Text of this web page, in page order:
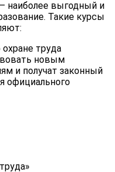
наиболее выгодный и
Такие курсы
труда
новым
и получат законный
официального